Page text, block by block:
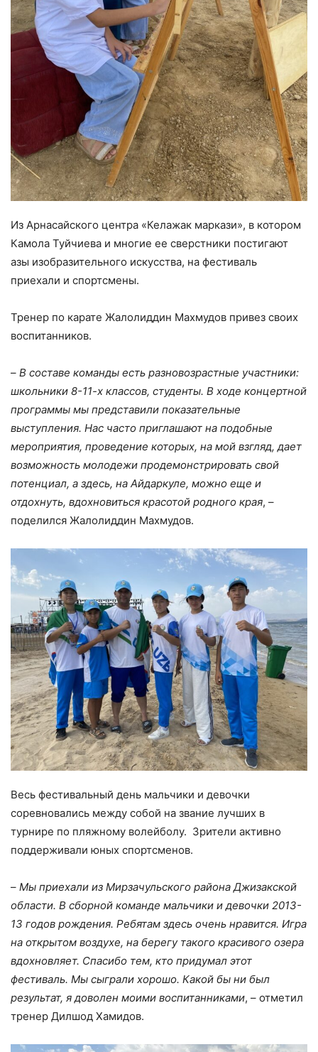
Из Арнасайского центра «Келажак маркази», в котором
Камола Туйчиева и многие ее сверстники постигают
азы изобразительного искусства, на фестиваль
приехали и спортсмены.
Тренер по карате Жалолиддин Махмудов привез своих
воспитанников.
– В составе команды есть разновозрастные участники:
школьники 8-11-х классов, студенты. В ходе концертной
программы мы представили показательные
выступления. Нас часто приглашают на подобные
мероприятия, проведение которых, на мой взгляд, дает
возможность молодежи продемонстрировать свой
потенциал, а здесь, на Айдаркуле, можно еще и
отдохнуть, вдохновиться красотой родного края, –
поделился Жалолиддин Махмудов.
Весь фестивальный день мальчики и девочки
соревновались между собой на звание лучших в
турнире по пляжному волейболу. Зрители активно
поддерживали юных спортсменов.
– Мы приехали из Мирзачульского района Джизакской
области. В сборной команде мальчики и девочки 2013-
13 годов рождения. Ребятам здесь очень нравится. Игра
на открытом воздухе, на берегу такого красивого озера
вдохновляет. Спасибо тем, кто придумал этот
фестиваль. Мы сыграли хорошо. Какой бы ни был
результат, я доволен моими воспитанниками, – отметил
тренер Дилшод Хамидов.